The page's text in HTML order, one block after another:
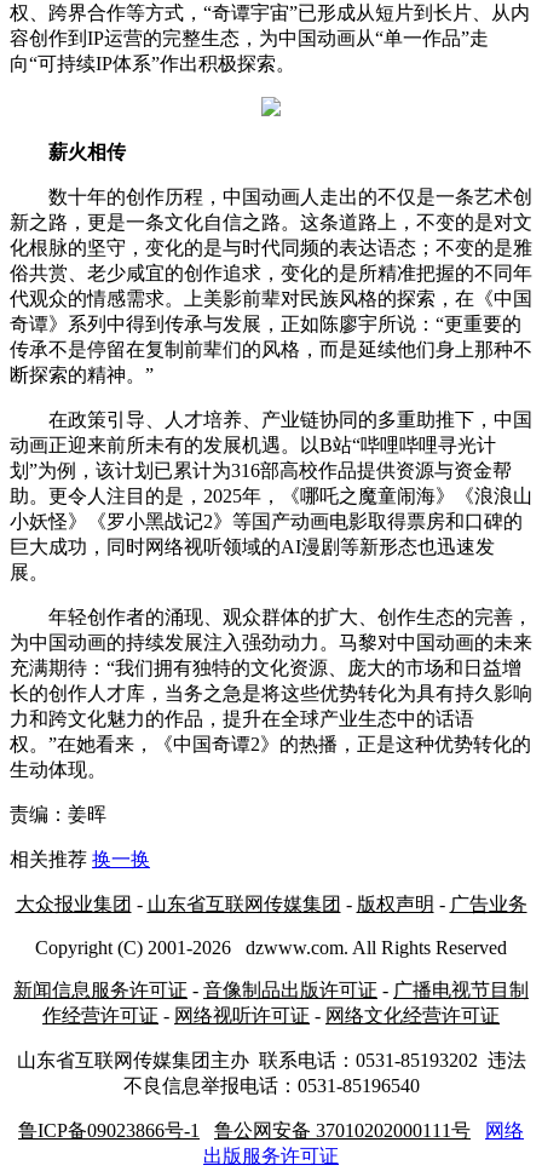
权、跨界合作等方式，“奇谭宇宙”已形成从短片到长片、从内
容创作到IP运营的完整生态，为中国动画从“单一作品”走
向“可持续IP体系”作出积极探索。
薪火相传
数十年的创作历程，中国动画人走出的不仅是一条艺术创
新之路，更是一条文化自信之路。这条道路上，不变的是对文
化根脉的坚守，变化的是与时代同频的表达语态；不变的是雅
俗共赏、老少咸宜的创作追求，变化的是所精准把握的不同年
代观众的情感需求。上美影前辈对民族风格的探索，在《中国
奇谭》系列中得到传承与发展，正如陈廖宇所说：“更重要的
传承不是停留在复制前辈们的风格，而是延续他们身上那种不
断探索的精神。”
在政策引导、人才培养、产业链协同的多重助推下，中国
动画正迎来前所未有的发展机遇。以B站“哔哩哔哩寻光计
划”为例，该计划已累计为316部高校作品提供资源与资金帮
助。更令人注目的是，2025年，《哪吒之魔童闹海》《浪浪山
小妖怪》《罗小黑战记2》等国产动画电影取得票房和口碑的
巨大成功，同时网络视听领域的AI漫剧等新形态也迅速发
展。
年轻创作者的涌现、观众群体的扩大、创作生态的完善，
为中国动画的持续发展注入强劲动力。马黎对中国动画的未来
充满期待：“我们拥有独特的文化资源、庞大的市场和日益增
长的创作人才库，当务之急是将这些优势转化为具有持久影响
力和跨文化魅力的作品，提升在全球产业生态中的话语
权。”在她看来，《中国奇谭2》的热播，正是这种优势转化的
生动体现。
责编：姜晖
相关推荐 换一换
大众报业集团 - 山东省互联网传媒集团 - 版权声明 - 广告业务
Copyright (C) 2001-2026 dzwww.com. All Rights Reserved
新闻信息服务许可证 - 音像制品出版许可证 - 广播电视节目制
作经营许可证 - 网络视听许可证 - 网络文化经营许可证
山东省互联网传媒集团主办 联系电话：0531-85193202 违法
不良信息举报电话：0531-85196540
鲁ICP备09023866号-1 鲁公网安备 37010202000111号
网络
出版服务许可证